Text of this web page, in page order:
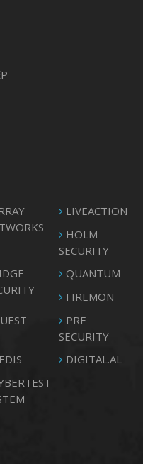
LIVEACTION
HOLM
SECURITY
QUANTUM
FIREMON
PRE
SECURITY
DIGITAL.AL